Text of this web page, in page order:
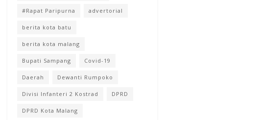
#Rapat Paripurna advertorial
berita kota batu
berita kota malang
Bupati Sampang Covid-19
Daerah Dewanti Rumpoko
Divisi Infanteri 2 Kostrad DPRD
DPRD Kota Malang